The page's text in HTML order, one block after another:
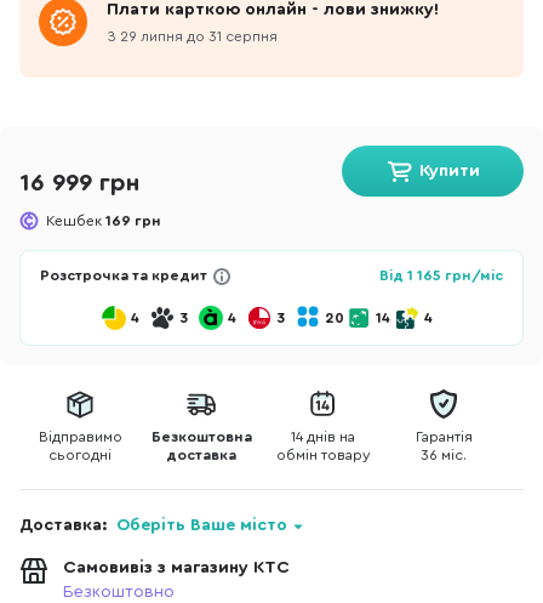
Плати карткою онлайн - лови знижку!
З 29 липня до 31 серпня
16 999 грн
Кешбек 169 грн
Купити
Розстрочка та кредит Від 1 165 грн/міс
4 3 4 3 20 14 4
Відправимо
сьогодні
Безкоштовна
доставка
14 днів на
обмін товару
Гарантія
36 міс.
Доставка: Оберіть Ваше місто
Самовивіз з магазину КТС
Безкоштовно